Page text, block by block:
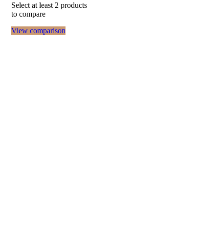
Select at least 2 products
to compare
View comparison